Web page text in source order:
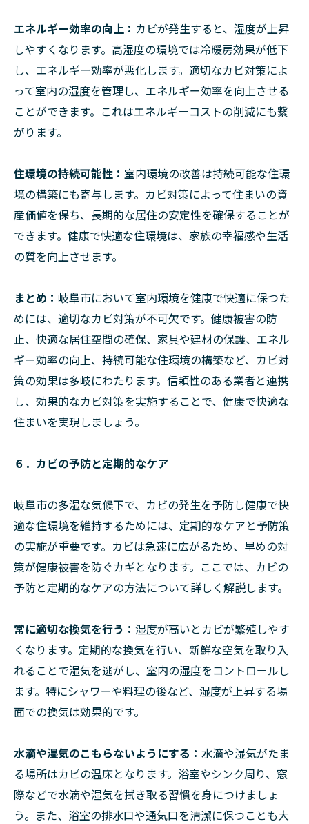
エネルギー効率の向上： カビが発生すると、湿度が上昇
しやすくなります。高湿度の環境では冷暖房効果が低下
し、エネルギー効率が悪化します。適切なカビ対策によ
って室内の湿度を管理し、エネルギー効率を向上させる
ことができます。これはエネルギーコストの削減にも繋
がります。
住環境の持続可能性： 室内環境の改善は持続可能な住環
境の構築にも寄与します。カビ対策によって住まいの資
産価値を保ち、長期的な居住の安定性を確保することが
できます。健康で快適な住環境は、家族の幸福感や生活
の質を向上させます。
まとめ： 岐阜市において室内環境を健康で快適に保つた
めには、適切なカビ対策が不可欠です。健康被害の防
止、快適な居住空間の確保、家具や建材の保護、エネル
ギー効率の向上、持続可能な住環境の構築など、カビ対
策の効果は多岐にわたります。信頼性のある業者と連携
し、効果的なカビ対策を実施することで、健康で快適な
住まいを実現しましょう。
６．カビの予防と定期的なケア
岐阜市の多湿な気候下で、カビの発生を予防し健康で快
適な住環境を維持するためには、定期的なケアと予防策
の実施が重要です。カビは急速に広がるため、早めの対
策が健康被害を防ぐカギとなります。ここでは、カビの
予防と定期的なケアの方法について詳しく解説します。
常に適切な換気を行う： 湿度が高いとカビが繁殖しやす
くなります。定期的な換気を行い、新鮮な空気を取り入
れることで湿気を逃がし、室内の湿度をコントロールし
ます。特にシャワーや料理の後など、湿度が上昇する場
面での換気は効果的です。
水滴や湿気のこもらないようにする： 水滴や湿気がたま
る場所はカビの温床となります。浴室やシンク周り、窓
際などで水滴や湿気を拭き取る習慣を身につけましょ
う。また、浴室の排水口や通気口を清潔に保つことも大